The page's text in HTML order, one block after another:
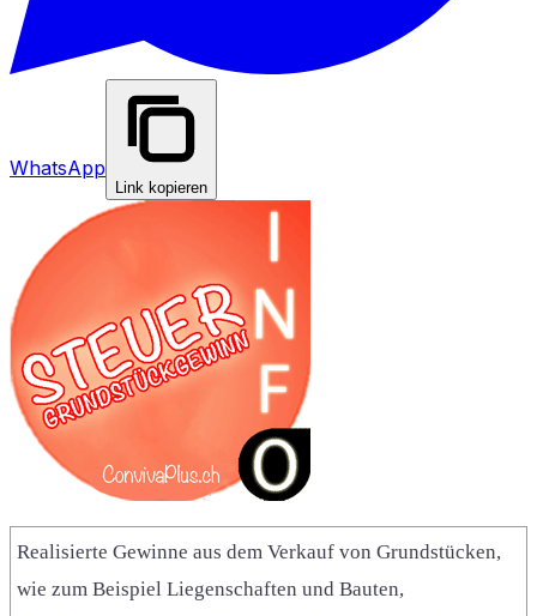
WhatsApp
Link kopieren
Realisierte Gewinne aus dem Verkauf von Grundstücken,
wie zum Beispiel Liegenschaften und Bauten,